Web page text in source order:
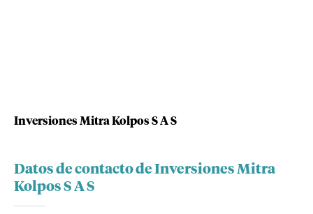
Inversiones Mitra Kolpos S A S
Datos de contacto de Inversiones Mitra
Kolpos S A S